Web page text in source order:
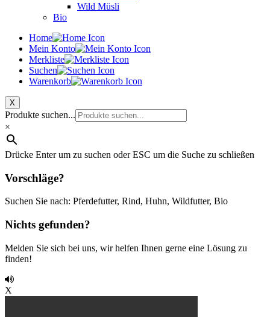
Wild Müsli
Bio
Home
Mein Konto
Merkliste
Suchen
Warenkorb
X
Produkte suchen...
×
Drücke Enter um zu suchen oder ESC um die Suche zu schließen
Vorschläge?
Suchen Sie nach: Pferdefutter, Rind, Huhn, Wildfutter, Bio
Nichts gefunden?
Melden Sie sich bei uns, wir helfen Ihnen gerne eine Lösung zu
finden!
X